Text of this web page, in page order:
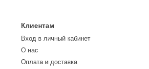
Клиентам
Вход в личный кабинет
О нас
Оплата и доставка